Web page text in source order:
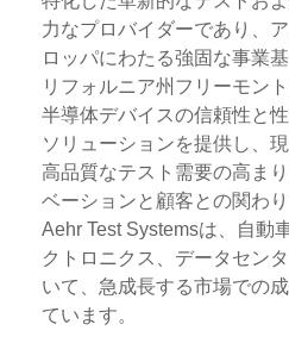
力なプロバイダーであり、
ロッパにわたる強固な事業
リフォルニア州フリーモン
半導体デバイスの信頼性と
ソリューションを提供し、
高品質なテスト需要の高ま
ベーションと顧客との関わ
Aehr Test Systemsは、自動
クトロニクス、データセン
いて、急成長する市場での
ています。